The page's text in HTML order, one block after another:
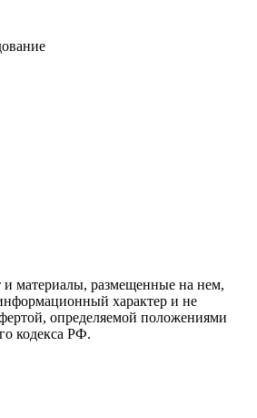
материалы, размещенные на нем,
характер и не
определяемой положениями
кодекса РФ.